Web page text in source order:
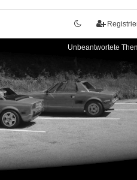
Unbeantwortete